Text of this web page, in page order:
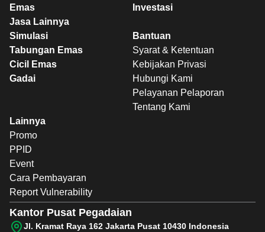
Emas
Jasa Lainnya
Investasi
Simulasi
Tabungan Emas
Cicil Emas
Gadai
Bantuan
Syarat & Ketentuan
Kebijakan Privasi
Hubungi Kami
Pelayanan Pelaporan
Tentang Kami
Lainnya
Promo
PPID
Event
Cara Pembayaran
Report Vulnerability
Kantor Pusat Pegadaian
Jl. Kramat Raya 162 Jakarta Pusat 10430 Indonesia